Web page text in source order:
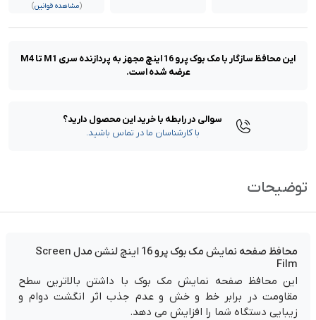
(مشاهده قوانین)
این محافظ سازگار با مک بوک پرو 16 اینچ مجهز به پردازنده سری M1 تا M4
عرضه شده است.
سوالی در رابطه با خرید این محصول دارید؟
با کارشناسان ما در تماس باشید.
توضیحات
محافظ صفحه نمایش مک بوک پرو 16 اینچ لنشن مدل Screen
Film
این محافظ صفحه نمایش مک بوک با داشتن بالاترین سطح
مقاومت در برابر خط و خش و عدم جذب اثر انگشت دوام و
زیبایی دستگاه شما را افزایش می دهد.